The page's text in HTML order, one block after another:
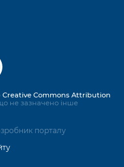
порталу
Creative Commons Attribution
не зазначено інше